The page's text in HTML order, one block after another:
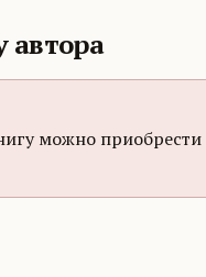
автора
можно приобрести